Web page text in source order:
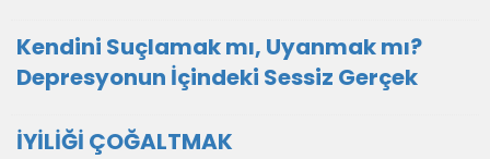
Kendini Suçlamak mı, Uyanmak mı?
Depresyonun İçindeki Sessiz Gerçek
İYİLİĞİ ÇOĞALTMAK